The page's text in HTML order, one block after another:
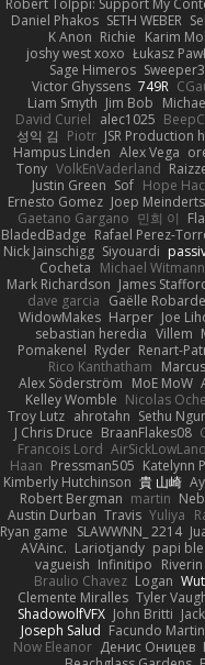
Daniel Phakos SETH WEBER
K Anon Richie Karim
joshy west xoxo Łukasz
Sage Himeros
Victor Ghyssens 749R
Liam Smyth Jim Bob
David Curiel alec1025
성익 김 Piotr JSR Production
Hampus Linden Alex Vega
Tony VolkEnVaderland
Justin Green Sof Hope
Ernesto Gomez Joep
Gaetano Gargano 민희 이
BladedBadge Rafael Perez-
Nick Jainschigg Siyouardi
Cocheta Michael Witmann
Mark Richardson James
dave garcia Gaëlle
WidowMakes Harper Joe
sebastian heredia Villem
Pomakenel Ryder Renart-
Rico Kanthatham Marcus
Alex Söderström MoE MoW
Kelley Womble Nicolas
Troy Lutz ahrotahn Sethu
J Chris Druce BraanFlakes08
Francois Lord
Haan Pressman505 Katelynn
Kimberly Hutchinson 貴 山崎
Robert Bergman martin
Austin Durban Travis Yuliya
Ryan game SLAWWNN_ 2214
AVAinc. Lariotjandy papi
vagueish Infinitipo
Braulio Chavez Logan
Clemente Miralles Tyler
ShadowolfVFX John Britti
Joseph Salud Facundo
Now Eleanor Денис Оницев